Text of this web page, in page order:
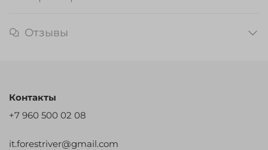
Отзывы
Контакты
+7 960 500 02 08
it.forestriver@gmail.com